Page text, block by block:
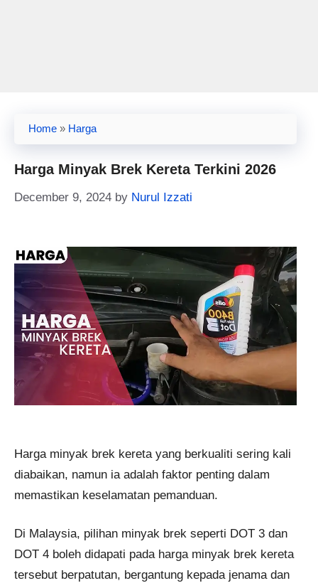
Home » Harga
Harga Minyak Brek Kereta Terkini 2026
December 9, 2024 by Nurul Izzati
Harga minyak brek kereta yang berkualiti sering kali
diabaikan, namun ia adalah faktor penting dalam
memastikan keselamatan pemanduan.
Di Malaysia, pilihan minyak brek seperti DOT 3 dan
DOT 4 boleh didapati pada harga minyak brek kereta
tersebut berpatutan, bergantung kepada jenama dan